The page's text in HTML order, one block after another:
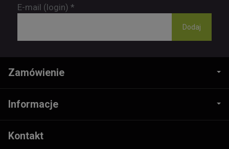
E-mail (login) *
Zamówienie
Informacje
Kontakt